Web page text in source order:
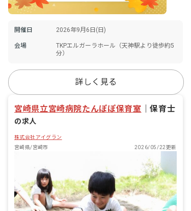
開催日 2026年9月6日(日)
会場
TKPエルガーラホール（天神駅より徒歩約5
分）
詳しく見る
宮崎県立宮崎病院たんぽぽ保育室 ｜保育士
の求人
株式会社アイグラン
宮崎県/宮崎市
2026/05/22更新